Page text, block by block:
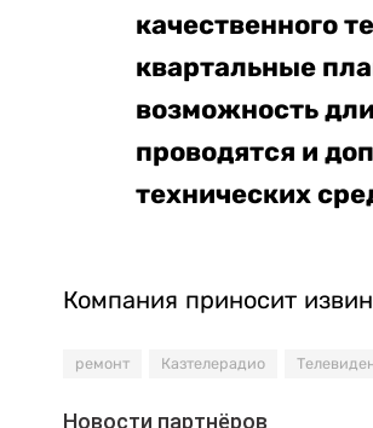
качественного
квартальные
возможность
проводятся и
технических
Компания приносит
ремонт Казтелерадио